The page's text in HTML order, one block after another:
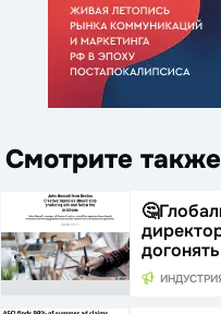
Смотрите
догонять